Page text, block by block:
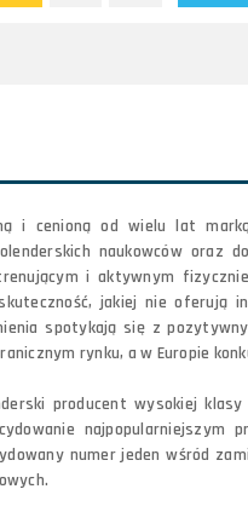
i cenioną od wielu lat
naukowców oraz
i aktywnym
jakiej nie oferują
spotykają się z
rynku, a w Europie
producent wysokiej
najpopularniejszym
numer jeden wśród